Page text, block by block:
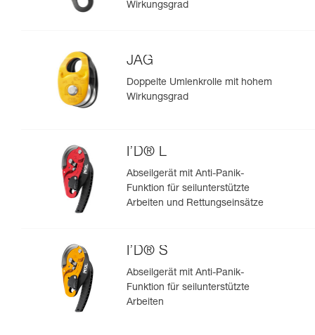
Wirkungsgrad
JAG
Doppelte Umlenkrolle mit hohem
Wirkungsgrad
I’D® L
Abseilgerät mit Anti-Panik-
Funktion für seilunterstützte
Arbeiten und Rettungseinsätze
I’D® S
Abseilgerät mit Anti-Panik-
Funktion für seilunterstützte
Arbeiten